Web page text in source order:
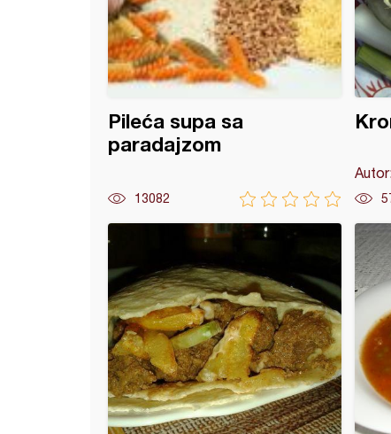
Pileća supa sa
paradajzom
13082